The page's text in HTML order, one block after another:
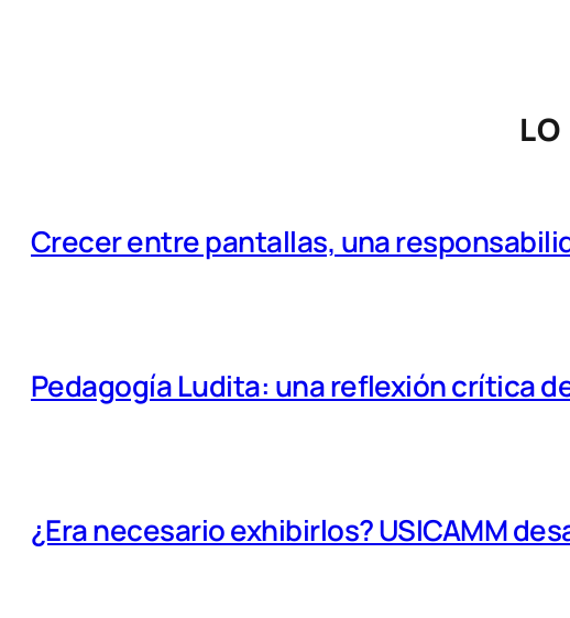
Crecer entre pantallas, una
Pedagogía Ludita: una reflexión crítica
¿Era necesario exhibirlos? USICAMM